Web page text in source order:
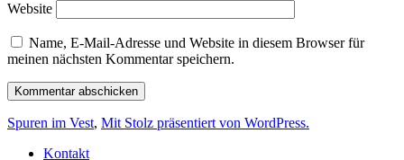
Website
Name, E-Mail-Adresse und Website in diesem Browser für
meinen nächsten Kommentar speichern.
Spuren im Vest, Mit Stolz präsentiert von WordPress.
Kontakt